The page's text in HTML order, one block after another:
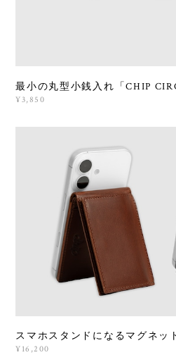
最小の丸型小銭入れ「CHIP
¥3,850
スマホスタンドになるマグネッ
¥16,200